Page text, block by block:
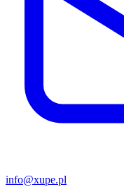
info@xupe.pl